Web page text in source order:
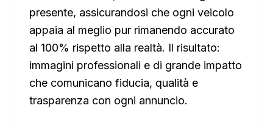
presente, assicurandosi che ogni veicolo
appaia al meglio pur rimanendo accurato
al 100% rispetto alla realtà. Il risultato:
immagini professionali e di grande impatto
che comunicano fiducia, qualità e
trasparenza con ogni annuncio.